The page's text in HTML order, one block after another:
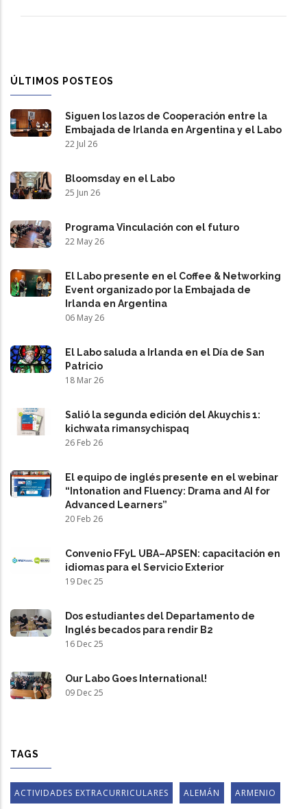
ÚLTIMOS POSTEOS
Siguen los lazos de Cooperación entre la
Embajada de Irlanda en Argentina y el Labo
22 Jul 26
Bloomsday en el Labo
25 Jun 26
Programa Vinculación con el futuro
22 May 26
El Labo presente en el Coffee & Networking
Event organizado por la Embajada de
Irlanda en Argentina
06 May 26
El Labo saluda a Irlanda en el Día de San
Patricio
18 Mar 26
Salió la segunda edición del Akuychis 1:
kichwata rimansychispaq
26 Feb 26
El equipo de inglés presente en el webinar
“Intonation and Fluency: Drama and AI for
Advanced Learners”
20 Feb 26
Convenio FFyL UBA–APSEN: capacitación en
idiomas para el Servicio Exterior
19 Dec 25
Dos estudiantes del Departamento de
Inglés becados para rendir B2
16 Dec 25
Our Labo Goes International!
09 Dec 25
TAGS
ACTIVIDADES EXTRACURRICULARES ALEMÁN ARMENIO